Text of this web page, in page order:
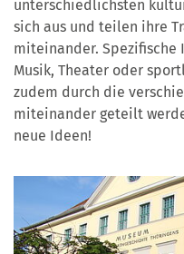
unterschiedlichsten
sich aus und teilen ihre
miteinander. Spezifische
Musik, Theater oder
zudem durch die
miteinander geteilt
neue Ideen!